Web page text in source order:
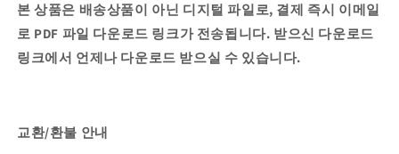
본 상품은 배송상품이 아닌 디지털 파일로, 결제 즉시 이메일
로 PDF 파일 다운로드 링크가 전송됩니다. 받으신 다운로드
링크에서 언제나 다운로드 받으실 수 있습니다.
교환/환불 안내